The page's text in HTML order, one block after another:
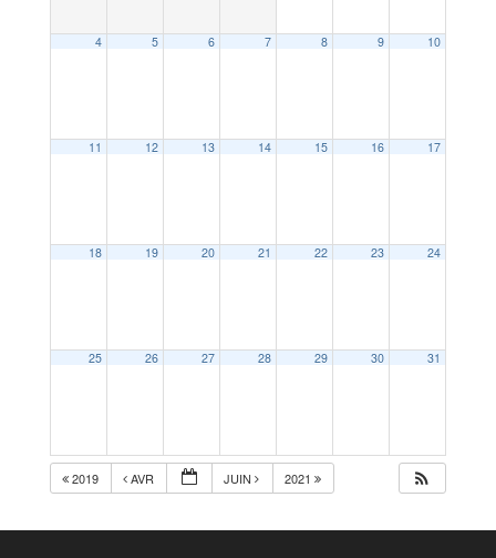
4 5 6 7 8 9 10
11 12 13 14 15 16 17
18 19 20 21 22 23 24
25 26 27 28 29 30 31
2019 AVR JUIN 2021